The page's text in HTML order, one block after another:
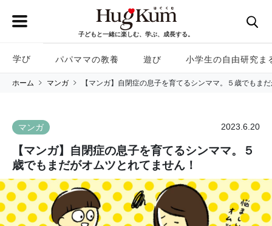
子どもと一緒に楽しむ、学ぶ、成長する。
学び パパママの教養 遊び 小学生の自由研究ま
ホーム マンガ 【マンガ】自閉症の息子を育てるシンママ。５歳でもま
マンガ 2023.6.20
【マンガ】自閉症の息子を育てるシンママ。５
歳でもまだがオムツとれてません！